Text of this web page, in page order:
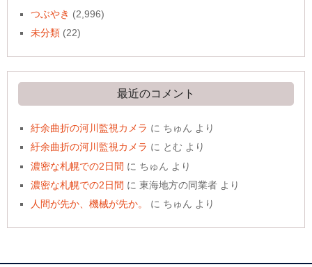
つぶやき (2,996)
未分類 (22)
最近のコメント
紆余曲折の河川監視カメラ に ちゅん より
紆余曲折の河川監視カメラ に とむ より
濃密な札幌での2日間 に ちゅん より
濃密な札幌での2日間 に東海地方の同業者 より
人間が先か、機械が先か。
に ちゅん より